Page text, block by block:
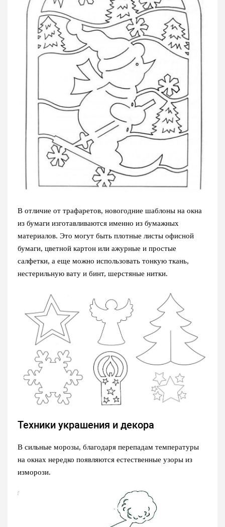
В отличие от трафаретов, новогодние шаблоны на окна
из бумаги изготавливаются именно из бумажных
материалов. Это могут быть плотные листы офисной
бумаги, цветной картон или ажурные и простые
салфетки, а еще можно использовать тонкую ткань,
нестерильную вату и бинт, шерстяные нитки.
Техники украшения и декора
В сильные морозы, благодаря перепадам температуры
на окнах нередко появляются естественные узоры из
изморози.